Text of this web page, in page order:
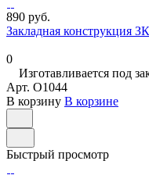
890 руб.
Закладная конструкция
0
Изготавливается под
Арт. O1044
В корзину В корзине
Быстрый просмотр